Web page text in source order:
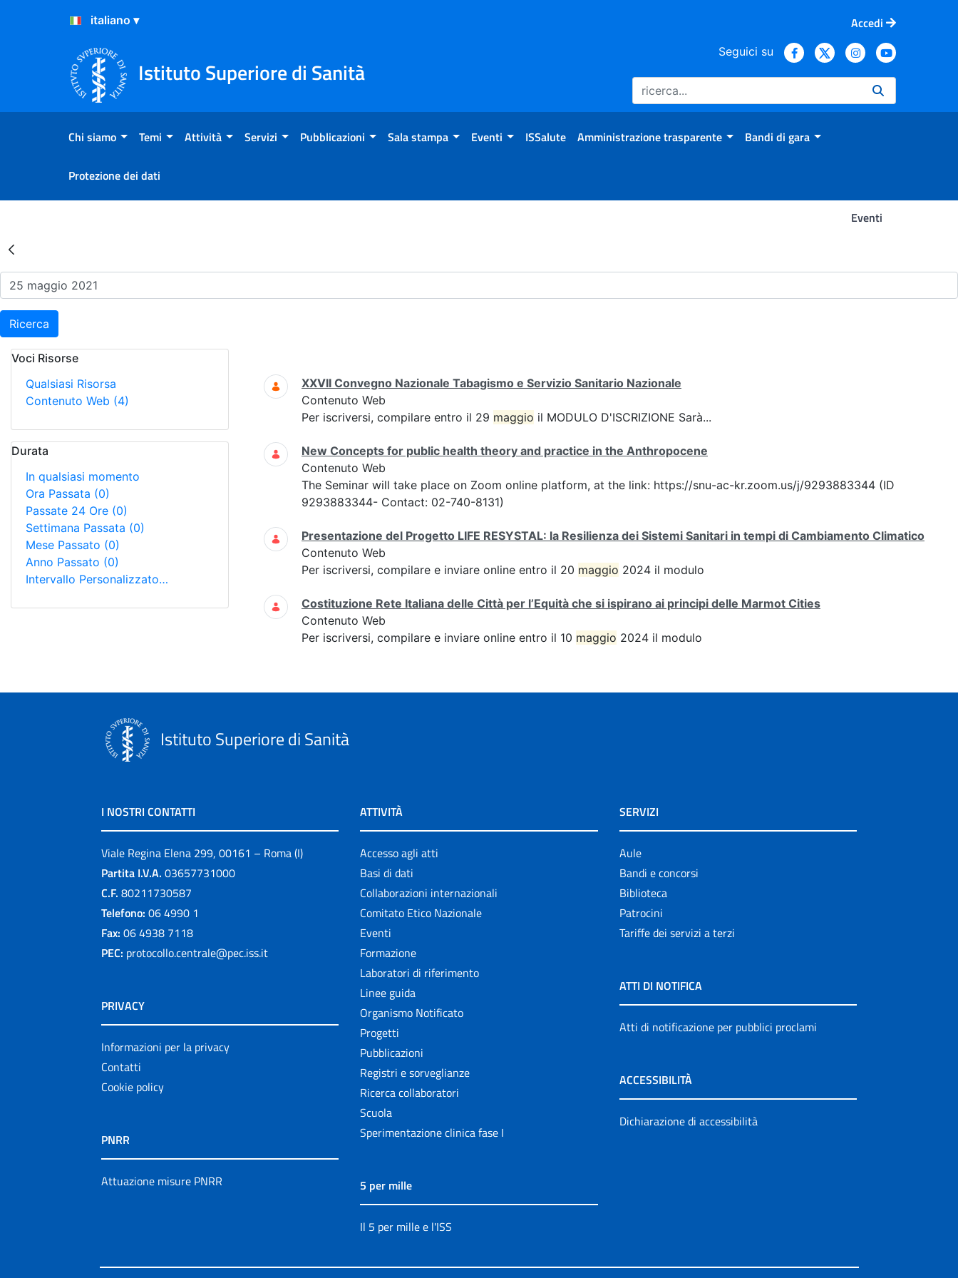
Salta al Contenuto
Salta al Footer
Accedi
Istituto Superiore di Sanità
Seguici su
Chi siamo Temi Attività Servizi Pubblicazioni Sala stampa Eventi ISSalute Amministrazione trasparente Bandi di gara
Protezione dei dati
Eventi
Risultati della Ricerca - Eventi
Ricerca
Voci Risorse
Qualsiasi Risorsa
Contenuto Web (4)
Durata
In qualsiasi momento
Ora Passata (0)
Passate 24 Ore (0)
Settimana Passata (0)
Mese Passato (0)
Anno Passato (0)
Intervallo Personalizzato…
Ricerca
XXVII Convegno Nazionale Tabagismo e Servizio Sanitario Nazionale
Contenuto Web
Per iscriversi, compilare entro il 29 maggio il MODULO D'ISCRIZIONE Sarà...
New Concepts for public health theory and practice in the Anthropocene
Contenuto Web
The Seminar will take place on Zoom online platform, at the link: https://snu-ac-kr.zoom.us/j/9293883344 (ID
9293883344- Contact: 02-740-8131)
Presentazione del Progetto LIFE RESYSTAL: la Resilienza dei Sistemi Sanitari in tempi di Cambiamento Climatico
Contenuto Web
Per iscriversi, compilare e inviare online entro il 20 maggio 2024 il modulo
Costituzione Rete Italiana delle Città per l’Equità che si ispirano ai principi delle Marmot Cities
Contenuto Web
Per iscriversi, compilare e inviare online entro il 10 maggio 2024 il modulo
Istituto Superiore di Sanità
I NOSTRI CONTATTI
Viale Regina Elena 299, 00161 – Roma (I)
Partita I.V.A. 03657731000
C.F. 80211730587
Telefono: 06 4990 1
Fax: 06 4938 7118
PEC: protocollo.centrale@pec.iss.it
PRIVACY
Informazioni per la privacy
Contatti
Cookie policy
PNRR
Attuazione misure PNRR
ATTIVITÀ
Accesso agli atti
Basi di dati
Collaborazioni internazionali
Comitato Etico Nazionale
Eventi
Formazione
Laboratori di riferimento
Linee guida
Organismo Notificato
Progetti
Pubblicazioni
Registri e sorveglianze
Ricerca collaboratori
Scuola
Sperimentazione clinica fase I
5 per mille
Il 5 per mille e l'ISS
SERVIZI
Aule
Bandi e concorsi
Biblioteca
Patrocini
Tariffe dei servizi a terzi
ATTI DI NOTIFICA
Atti di notificazione per pubblici proclami
ACCESSIBILITÀ
Dichiarazione di accessibilità